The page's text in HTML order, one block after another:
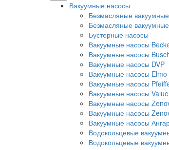
Вакуумные насосы
Безмасляные
Безмасляные
Бустерные насосы
Вакуумные насосы
Вакуумные насосы
Вакуумные насосы DVP
Вакуумные насосы Elmo
Вакуумные насосы
Вакуумные насосы Value
Вакуумные насосы
Вакуумные насосы
Вакуумные насосы
Водокольцевые
Водокольцевые